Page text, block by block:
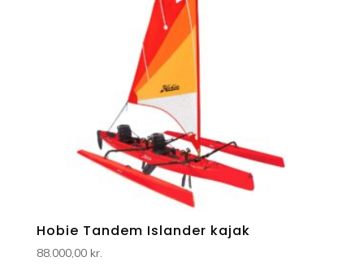
Hobie Tandem Islander kajak
88.000,00 kr.